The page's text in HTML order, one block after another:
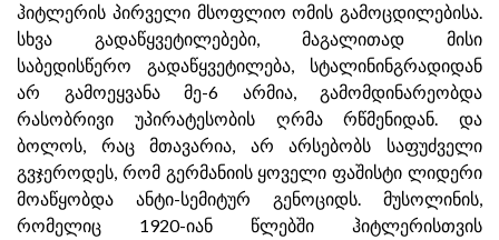
ჰიტლერის პირველი მსოფლიო ომის გამოცდილებისა.
სხვა გადაწყვეტილებები, მაგალითად მისი
საბედისწერო გადაწყვეტილება, სტალინინგრადიდან
არ გამოეყვანა მე-6 არმია, გამომდინარეობდა
რასობრივი უპირატესობის ღრმა რწმენიდან. და
ბოლოს, რაც მთავარია, არ არსებობს საფუძველი
გვჯეროდეს, რომ გერმანიის ყოველი ფაშისტი ლიდერი
მოაწყობდა ანტი-სემიტურ გენოციდს. მუსოლინის,
რომელიც 1920-იან წლებში ჰიტლერისთვის